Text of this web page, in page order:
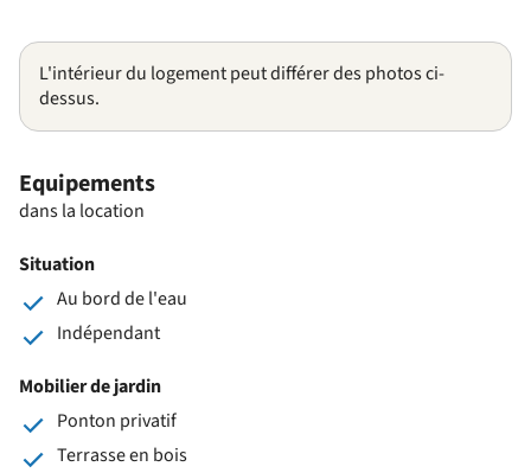
L'intérieur du logement peut différer des photos ci-
dessus.
Equipements
dans la location
Situation
Au bord de l'eau
Indépendant
Mobilier de jardin
Ponton privatif
Terrasse en bois